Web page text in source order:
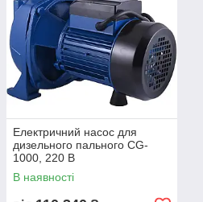
Електричний насос для
дизельного пального CG-
1000, 220 В
В наявності